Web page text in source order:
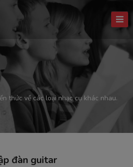
thức về các loại nhạc cụ khác nhau.
đàn guitar